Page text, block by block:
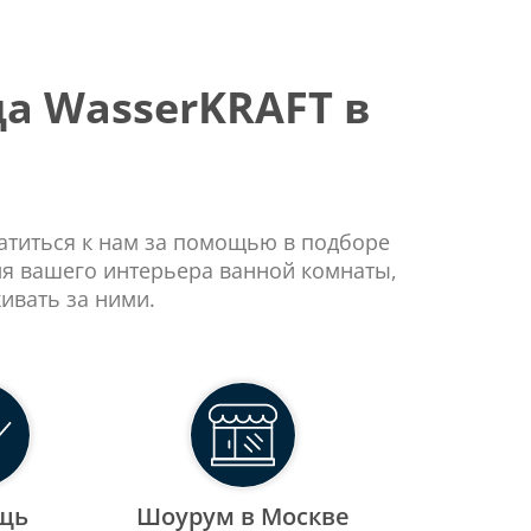
в
к нам за помощью в подборе
вашего интерьера ванной комнаты,
за ними.
Шоурум в Москве